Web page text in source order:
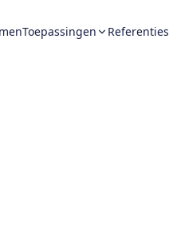
Toepassingen Referenties